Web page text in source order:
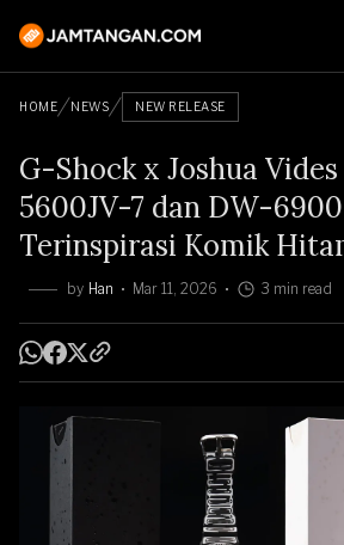
HOME NEWS NEW RELEASE
G-Shock x Joshua
5600JV-7 dan DW-
Terinspirasi Komik
by Han Mar 11, 2026 3 min read